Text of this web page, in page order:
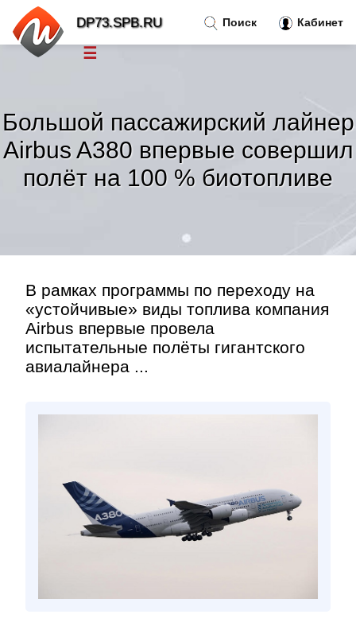
Большой пассажирский лайнер
Airbus A380 впервые совершил
полёт на 100 % биотопливе
В рамках программы по переходу на
«устойчивые» виды топлива компания
Airbus впервые провела
испытательные полёты гигантского
авиалайнера ...
Поиск Кабинет
DP73.SPB.RU
☰
Тренды новостей»
Рубрики»